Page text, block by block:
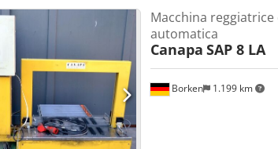
Borken 1.199 km
Macchina
automatica
Canapa SAP 8 LA